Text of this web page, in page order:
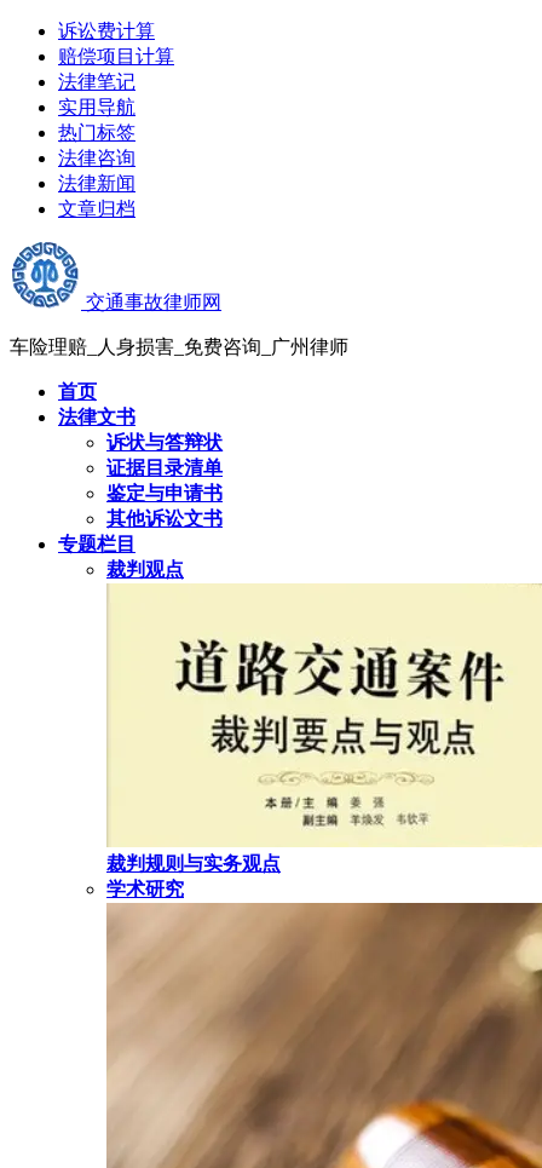
诉讼费计算
赔偿项目计算
法律笔记
实用导航
热门标签
法律咨询
法律新闻
文章归档
交通事故律师网
车险理赔_人身损害_免费咨询_广州律师
首页
法律文书
诉状与答辩状
证据目录清单
鉴定与申请书
其他诉讼文书
专题栏目
裁判观点
裁判规则与实务观点
学术研究